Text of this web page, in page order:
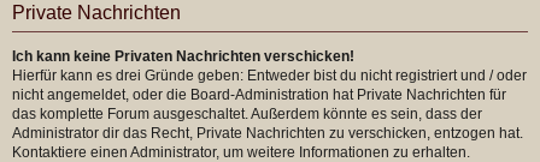
Private Nachrichten
Ich kann keine Privaten Nachrichten verschicken!
Hierfür kann es drei Gründe geben: Entweder bist du nicht registriert und / oder
nicht angemeldet, oder die Board-Administration hat Private Nachrichten für
das komplette Forum ausgeschaltet. Außerdem könnte es sein, dass der
Administrator dir das Recht, Private Nachrichten zu verschicken, entzogen hat.
Kontaktiere einen Administrator, um weitere Informationen zu erhalten.